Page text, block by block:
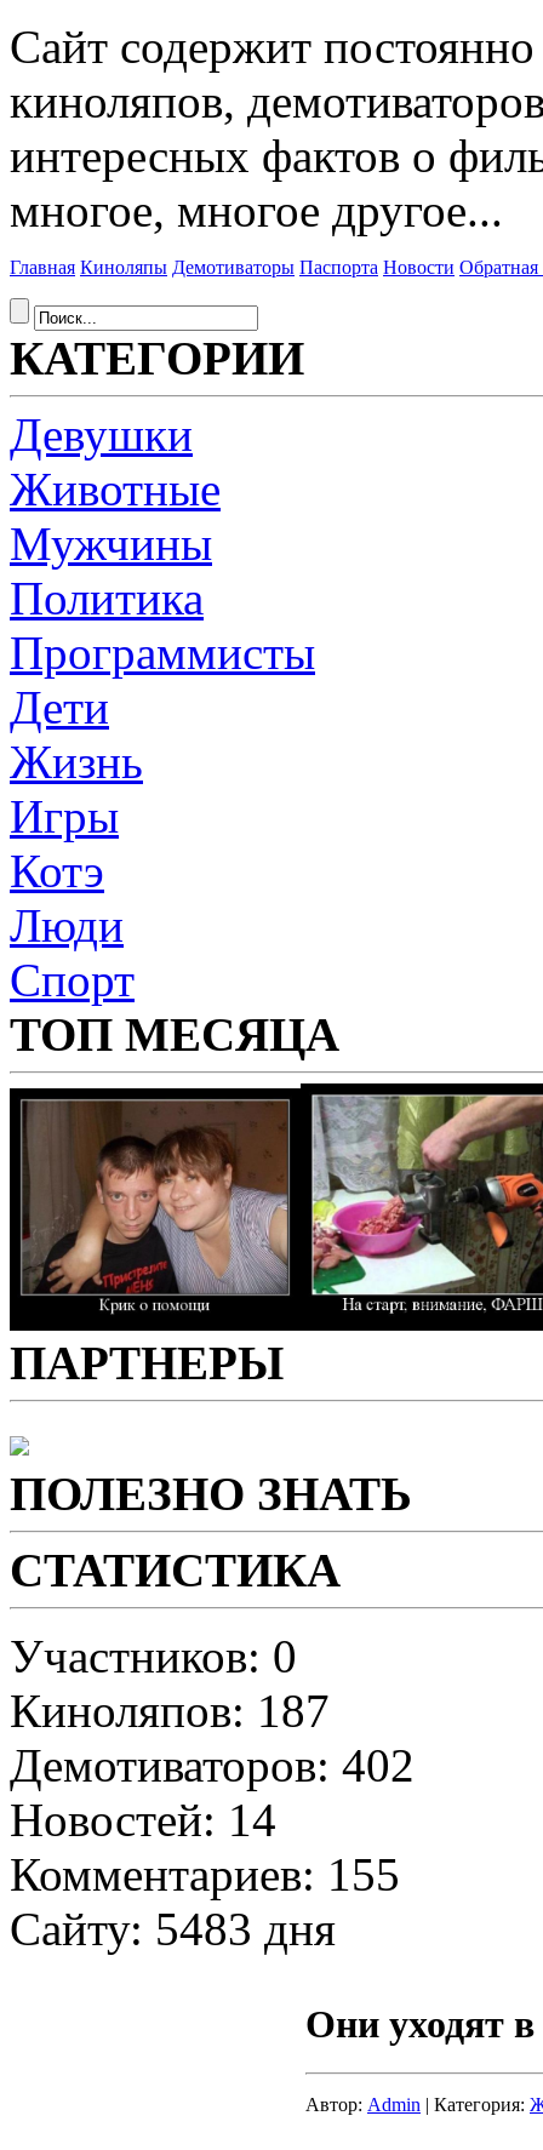
Сайт содержит
киноляпов,
интересных фактов о
многое, многое другое...
Главная Киноляпы Демотиваторы Паспорта Новости Обратная
КАТЕГОРИИ
Девушки
Животные
Мужчины
Политика
Программисты
Дети
Жизнь
Игры
Котэ
Люди
Спорт
ТОП МЕСЯЦА
ПАРТНЕРЫ
ПОЛЕЗНО ЗНАТЬ
СТАТИСТИКА
Участников: 0
Киноляпов: 187
Демотиваторов: 402
Новостей: 14
Комментариев: 155
Сайту: 5483 дня
Они уходят
Автор: Admin | Категория: